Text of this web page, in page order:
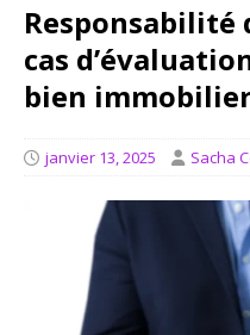
Responsabilité
cas
bien
janvier 13, 2025 Sacha